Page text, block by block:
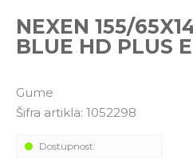
NEXEN 155/
BLUE HD PLUS
Gume
Šifra artikla: 1052298
Dostupnost: